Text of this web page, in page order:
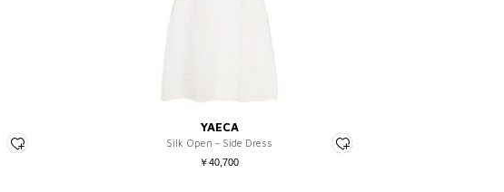
YAECA
Silk Open－Side Dress
￥40,700